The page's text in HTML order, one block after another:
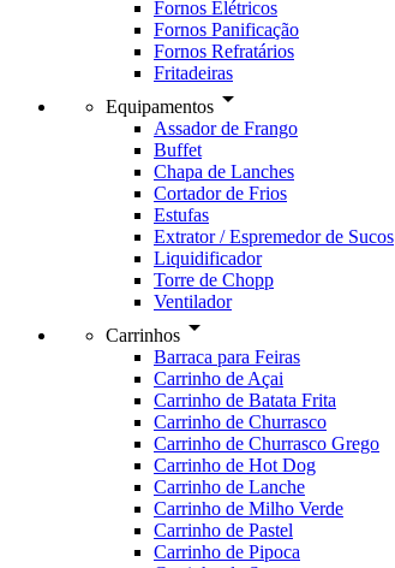
Fornos Elétricos
Fornos Panificação
Fornos Refratários
Fritadeiras
Equipamentos arrow_drop_down
Assador de Frango
Buffet
Chapa de Lanches
Cortador de Frios
Estufas
Extrator / Espremedor de Sucos
Liquidificador
Torre de Chopp
Ventilador
Carrinhos arrow_drop_down
Barraca para Feiras
Carrinho de Açai
Carrinho de Batata Frita
Carrinho de Churrasco
Carrinho de Churrasco Grego
Carrinho de Hot Dog
Carrinho de Lanche
Carrinho de Milho Verde
Carrinho de Pastel
Carrinho de Pipoca